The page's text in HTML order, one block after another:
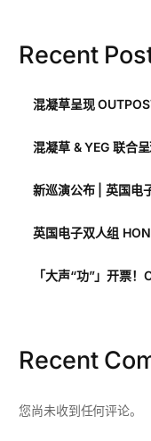
Recent
混凝草呈现
混凝草 & YEG 联合
新巡演公布 | 英国电
英国电子双人组
「大声“功”」开票
Recent
您尚未收到任何评论。